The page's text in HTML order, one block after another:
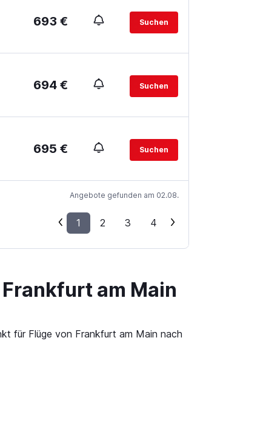
693 € Suchen
694 € Suchen
695 € Suchen
Angebote gefunden am 02.08.
1 2 3 4
am Main
für Flüge von Frankfurt am Main nach